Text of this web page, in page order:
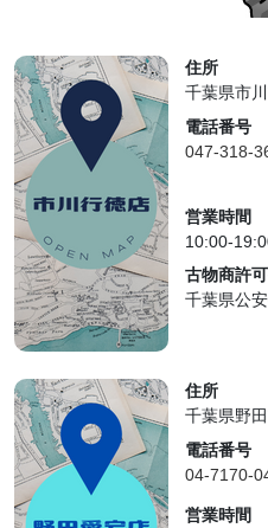
住所
千葉県市
電話番号
047-318-
営業時間
10:00-
古物商許
千葉県公
住所
千葉県野
電話番号
04-7170-
営業時間